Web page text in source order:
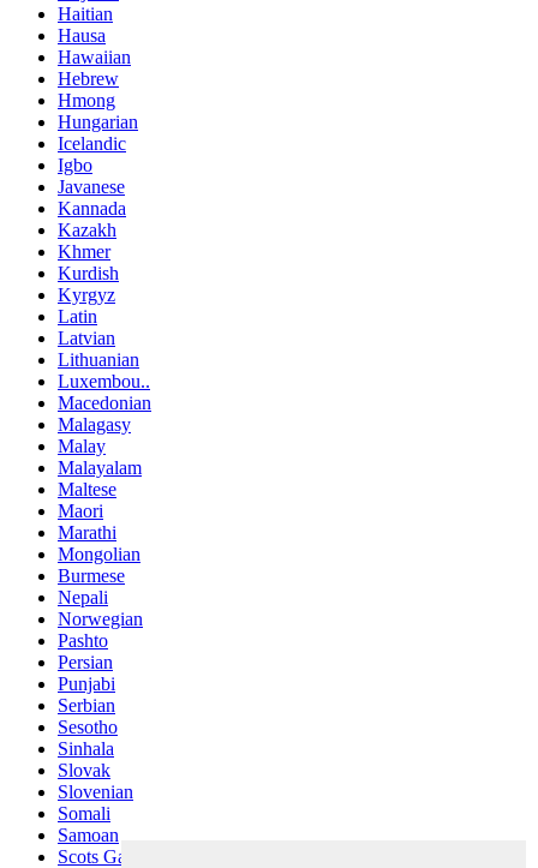
Haitian
Hausa
Hawaiian
Hebrew
Hmong
Hungarian
Icelandic
Igbo
Javanese
Kannada
Kazakh
Khmer
Kurdish
Kyrgyz
Latin
Latvian
Lithuanian
Luxembou..
Macedonian
Malagasy
Malay
Malayalam
Maltese
Maori
Marathi
Mongolian
Burmese
Nepali
Norwegian
Pashto
Persian
Punjabi
Serbian
Sesotho
Sinhala
Slovak
Slovenian
Somali
Samoan
Scots Gaelic